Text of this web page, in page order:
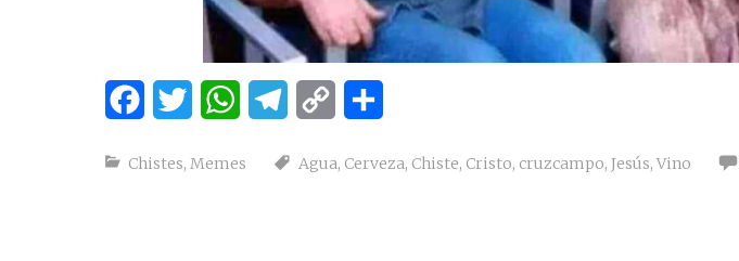
FacebookTwitter WhatsAppTelegram
Copy
Chistes, Memes Agua, Cerveza, Chiste, Cristo, cruzcampo, Jesús, Vino